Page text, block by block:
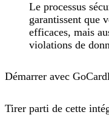
Le processus
garantissent que
efficaces, mais
violations de
Démarrer avec
Tirer parti de cette